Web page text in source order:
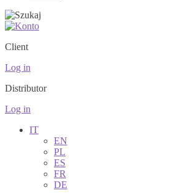
Client
Log in
Distributor
Log in
IT
EN
PL
ES
FR
DE